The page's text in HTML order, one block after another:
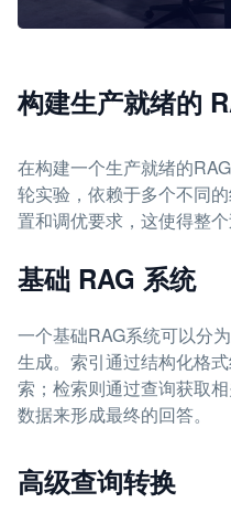
构建生产就绪的
在构建一个生产就绪的
轮实验，依赖于多个不同
置和调优要求，这使得整个
基础 RAG 系统
一个基础RAG系统可以分
生成。索引通过结构化格
索；检索则通过查询获取
数据来形成最终的回答。
高级查询转换